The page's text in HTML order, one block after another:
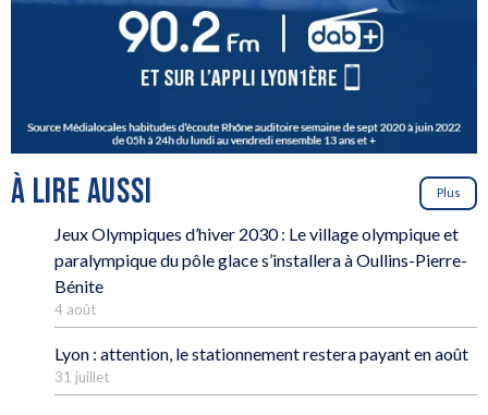
À LIRE AUSSI Plus
Jeux Olympiques d’hiver 2030 : Le village olympique et
paralympique du pôle glace s’installera à Oullins-Pierre-
Bénite
4 août
Lyon : attention, le stationnement restera payant en août
31 juillet